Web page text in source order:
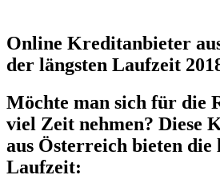
Online Kreditanbieter
der längsten Laufzeit
Möchte man sich für die
viel Zeit nehmen? Diese
aus Österreich bieten die
Laufzeit: